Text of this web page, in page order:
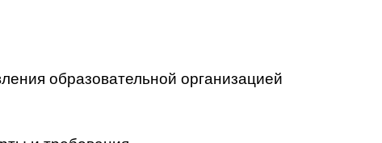
образовательной организацией